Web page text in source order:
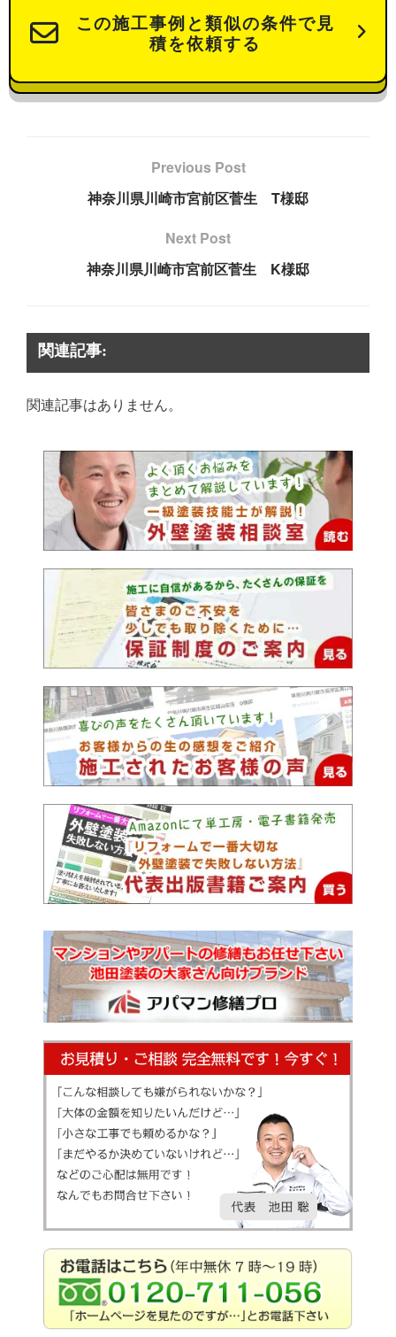
この施工事例と類似の条件で見
積を依頼する
Previous Post
神奈川県川崎市宮前区菅生 T様邸
Next Post
神奈川県川崎市宮前区菅生 K様邸
関連記事:
関連記事はありません。